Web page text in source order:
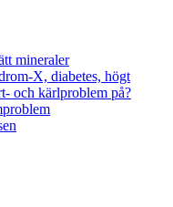
mineraler
X, diabetes, högt
och kärlproblem på?